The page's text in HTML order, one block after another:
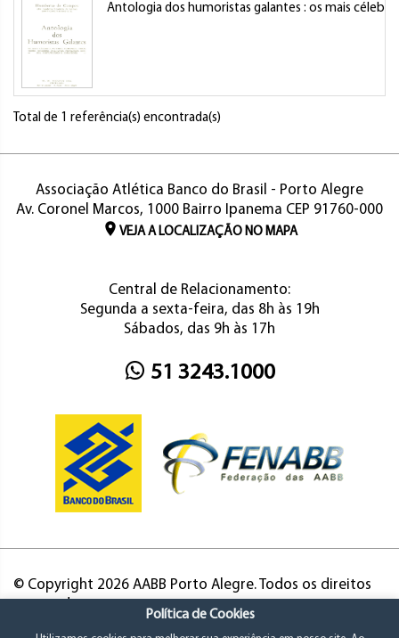
Antologia dos humoristas galantes : os mais
Total de 1 referência(s) encontrada(s)
Associação Atlética Banco do Brasil - Porto Alegre
Av. Coronel Marcos, 1000 Bairro Ipanema CEP 91760-000
VEJA A LOCALIZAÇÃO NO MAPA
Central de Relacionamento:
Segunda a sexta-feira, das 8h às 19h
Sábados, das 9h às 17h
51 3243.1000
© Copyright 2026 AABB Porto Alegre. Todos os direitos
Política de Cookies